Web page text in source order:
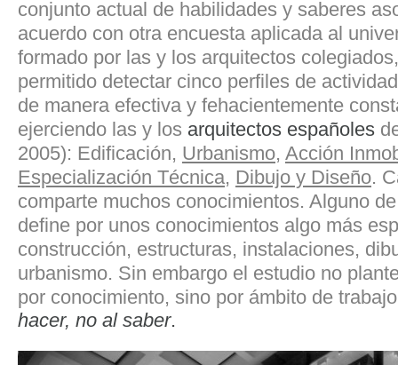
conjunto actual de habilidades y saberes
acuerdo con otra encuesta aplicada al
formado por las y los arquitectos
permitido detectar cinco perfiles de actividad
de manera efectiva y fehacientemente
ejerciendo las y los arquitectos españoles
2005): Edificación, Urbanismo, Acción
Especialización Técnica, Dibujo y Diseño.
comparte muchos conocimientos. Alguno
define por unos conocimientos algo más
construcción, estructuras, instalaciones,
urbanismo. Sin embargo el estudio no
por conocimiento, sino por ámbito de
hacer, no al saber.